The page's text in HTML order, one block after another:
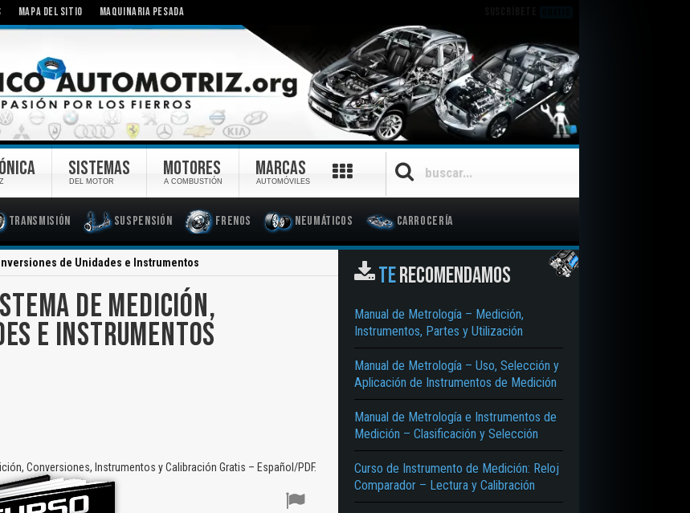
MAPA DEL SITIO MAQUINARIA PESADA
Transmisión Suspensión Frenos Neumáticos Carrocería
SISTEMAS
DEL MOTOR
MOTORES
A COMBUSTIÓN
MARCAS
AUTOMÓVILES
de Unidades e Instrumentos
DE MEDICIÓN,
E INSTRUMENTOS
Conversiones, Instrumentos y Calibración Gratis – Español/PDF.
TERECOMENDAMOS
Manual de Metrología – Medición,
Instrumentos, Partes y Utilización
Manual de Metrología – Uso, Selección y
Aplicación de Instrumentos de Medición
Manual de Metrología e Instrumentos de
Medición – Clasificación y Selección
Curso de Instrumento de Medición: Reloj
Comparador – Lectura y Calibración